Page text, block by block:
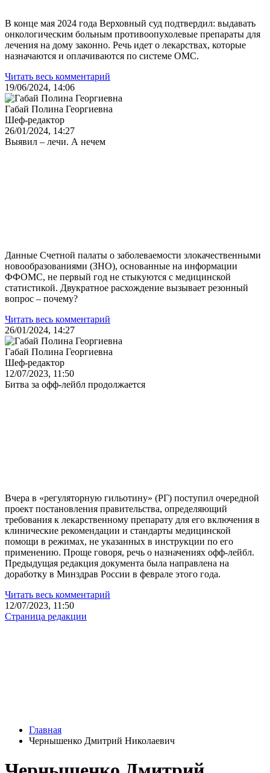
В конце мая 2024 года Верховный суд подтвердил: выдавать
онкологическим больным противоопухолевые препараты для
лечения на дому законно. Речь идет о лекарствах, которые
назначаются и оплачиваются по системе ОМС.
Читать весь комментарий
19/06/2024, 14:06
Габай Полина Георгиевна
Шеф-редактор
26/01/2024, 14:27
Выявил – лечи. А нечем
Данные Счетной палаты о заболеваемости злокачественными
новообразованиями (ЗНО), основанные на информации
ФФОМС, не первый год не стыкуются с медицинской
статистикой. Двукратное расхождение вызывает резонный
вопрос – почему?
Читать весь комментарий
26/01/2024, 14:27
Габай Полина Георгиевна
Шеф-редактор
12/07/2023, 11:50
Битва за офф-лейбл продолжается
Вчера в «регуляторную гильотину» (РГ) поступил очередной
проект постановления правительства, определяющий
требования к лекарственному препарату для его включения в
клинические рекомендации и стандарты медицинской
помощи в режимах, не указанных в инструкции по его
применению. Проще говоря, речь о назначениях офф-лейбл.
Предыдущая редакция документа была направлена на
доработку в Минздрав России в феврале этого года.
Читать весь комментарий
12/07/2023, 11:50
Страница редакции
Главная
Чернышенко Дмитрий Николаевич